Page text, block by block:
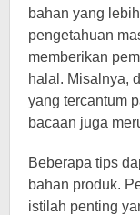
bahan yang
pengetahuan
memberikan
halal. Misalnya,
yang tercantum
bacaan juga
Beberapa tips
bahan produk.
istilah penting